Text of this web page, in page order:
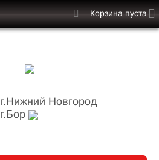
г.Нижний Новгород
г.Бор
Корзина пуста